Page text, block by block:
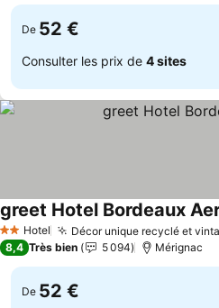
De 52 €
Consulter les prix de 4 sites
2 Étoiles
Hotel Décor unique recyclé et
greet Hotel Bordeaux
8,4 Très bien 5 094 Mérignac
De 52 €